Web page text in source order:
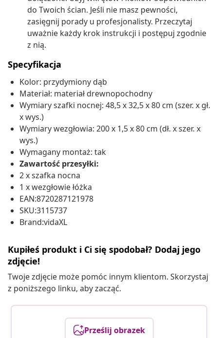
do Twoich ścian. Jeśli nie masz pewności,
zasięgnij porady u profesjonalisty. Przeczytaj
uważnie każdy krok instrukcji i postępuj zgodnie
z nią.
Specyfikacja
Kolor: przydymiony dąb
Materiał: materiał drewnopochodny
Wymiary szafki nocnej: 48,5 x 32,5 x 80 cm (szer. x gł.
x wys.)
Wymiary wezgłowia: 200 x 1,5 x 80 cm (dł. x szer. x
wys.)
Wymagany montaż: tak
Zawartość przesyłki:
2 x szafka nocna
1 x wezgłowie łóżka
EAN:8720287121978
SKU:3115737
Brand:vidaXL
Kupiłeś produkt i Ci się spodobał? Dodaj jego
zdjęcie!
Twoje zdjęcie może pomóc innym klientom. Skorzystaj
z poniższego linku, aby zacząć.
Prześlij obrazek